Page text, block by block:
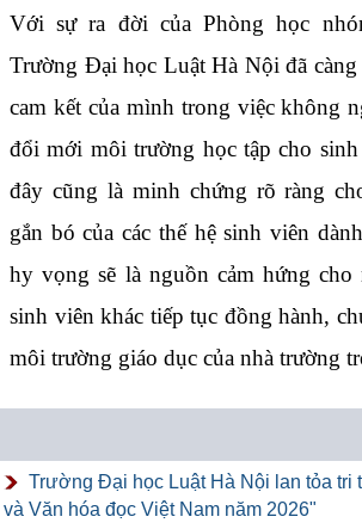
Với sự ra đời của Phòng học
Trường Đại học Luật Hà Nội đã
cam kết của mình trong việc không
đổi mới môi trường học tập cho
đây cũng là minh chứng rõ ràng
gắn bó của các thế hệ sinh viên
hy vọng sẽ là nguồn cảm hứng cho
sinh viên khác tiếp tục đồng hành,
môi trường giáo dục của nhà trường
Trường Đại học Luật Hà Nội lan tỏa tri
và Văn hóa đọc Việt Nam năm 2026"